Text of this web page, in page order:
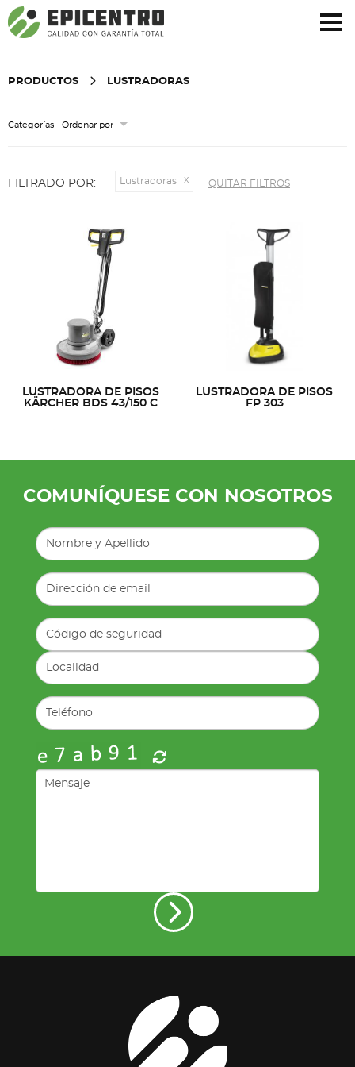
¿Olvidó su contraseña?Regístrese aquí
PRODUCTOS LUSTRADORAS
Categorías Ordenar por
FILTRADO POR: Lustradoras QUITAR FILTROS
LUSTRADORA DE PISOS
KÄRCHER BDS 43/150 C
LUSTRADORA DE PISOS
FP 303
COMUNÍQUESE CON NOSOTROS